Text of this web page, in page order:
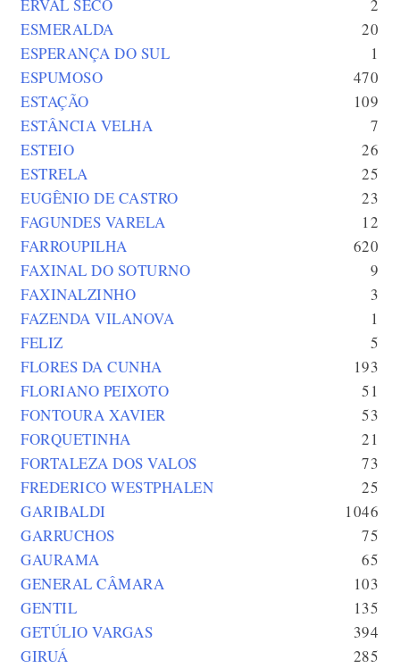
ERVAL SECO
2
ESMERALDA
20
ESPERANÇA DO SUL
1
ESPUMOSO
470
ESTAÇÃO
109
ESTÂNCIA VELHA
7
ESTEIO
26
ESTRELA
25
EUGÊNIO DE CASTRO
23
FAGUNDES VARELA
12
FARROUPILHA
620
FAXINAL DO SOTURNO
9
FAXINALZINHO
3
FAZENDA VILANOVA
1
FELIZ
5
FLORES DA CUNHA
193
FLORIANO PEIXOTO
51
FONTOURA XAVIER
53
FORQUETINHA
21
FORTALEZA DOS VALOS
73
FREDERICO WESTPHALEN
25
GARIBALDI
1046
GARRUCHOS
75
GAURAMA
65
GENERAL CÂMARA
103
GENTIL
135
GETÚLIO VARGAS
394
GIRUÁ
285